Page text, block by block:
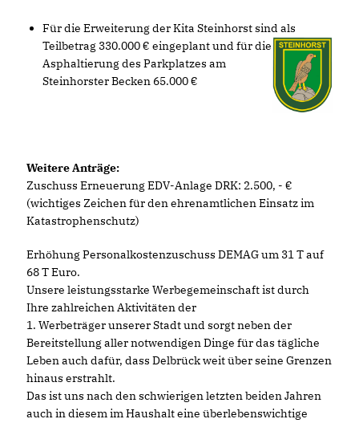
Für die Erweiterung der Kita Steinhorst sind als
Teilbetrag 330.000 € eingeplant und für die
Asphaltierung des Parkplatzes am
Steinhorster Becken 65.000
Weitere Anträge:
Zuschuss Erneuerung EDV-Anlage DRK: 2.500, -
(wichtiges Zeichen für den ehrenamtlichen Einsatz im
Katastrophenschutz)
Erhöhung Personalkostenzuschuss DEMAG um 31 T auf
68 T Euro.
Unsere leistungsstarke Werbegemeinschaft ist durch
Ihre zahlreichen Aktivitäten der
1. Werbeträger unserer Stadt und sorgt neben der
Bereitstellung aller notwendigen Dinge für das tägliche
Leben auch dafür, dass Delbrück weit über seine Grenzen
hinaus erstrahlt.
Das ist uns nach den schwierigen letzten beiden Jahren
auch in diesem im Haushalt eine überlebenswichtige